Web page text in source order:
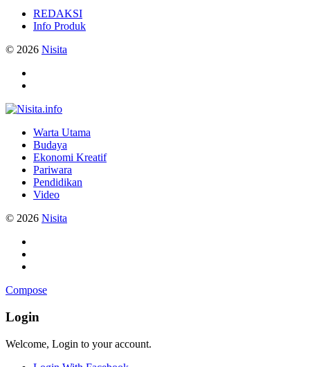
REDAKSI
Info Produk
© 2026 Nisita
Warta Utama
Budaya
Ekonomi Kreatif
Pariwara
Pendidikan
Video
© 2026 Nisita
Compose
Login
Welcome, Login to your account.